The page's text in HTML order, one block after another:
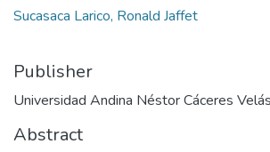
Sucasaca Larico, Ronald Jaffet
Publisher
Universidad Andina Néstor Cáceres
Abstract